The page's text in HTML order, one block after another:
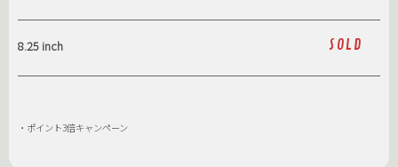
8.25 inch SOLD
・ポイント3倍キャンペーン